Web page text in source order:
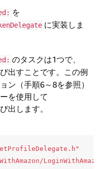
を
に実装しま
のタスクは1つで、
出すことです。この例
ン（手順6～8を参照）
を使用して
出します。